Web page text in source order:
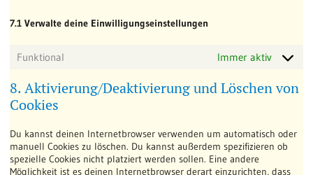
7.1 Verwalte deine Einwilligungseinstellungen
Funktional Immer aktiv
8. Aktivierung/Deaktivierung und Löschen von
Cookies
Du kannst deinen Internetbrowser verwenden um automatisch oder
manuell Cookies zu löschen. Du kannst außerdem spezifizieren ob
spezielle Cookies nicht platziert werden sollen. Eine andere
Möglichkeit ist es deinen Internetbrowser derart einzurichten, dass